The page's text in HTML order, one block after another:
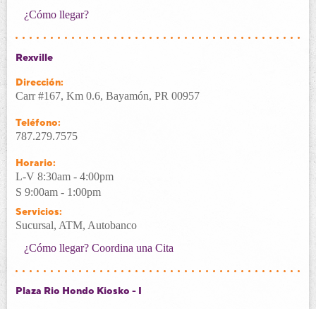
¿Cómo llegar?
Rexville
Dirección:
Carr #167, Km 0.6, Bayamón, PR 00957
Teléfono:
787.279.7575
Horario:
L-V 8:30am - 4:00pm
S 9:00am - 1:00pm
Servicios:
Sucursal, ATM, Autobanco
¿Cómo llegar? Coordina una Cita
Plaza Rio Hondo Kiosko - I